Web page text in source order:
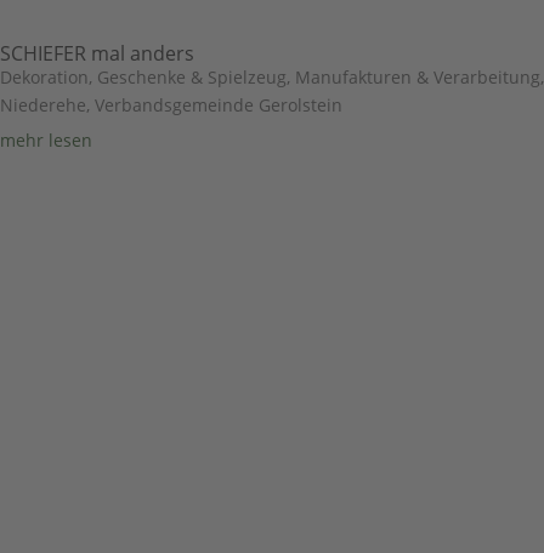
SCHIEFER mal anders
Dekoration, Geschenke & Spielzeug, Manufakturen & Verarbeitung,
Niederehe, Verbandsgemeinde Gerolstein
mehr lesen